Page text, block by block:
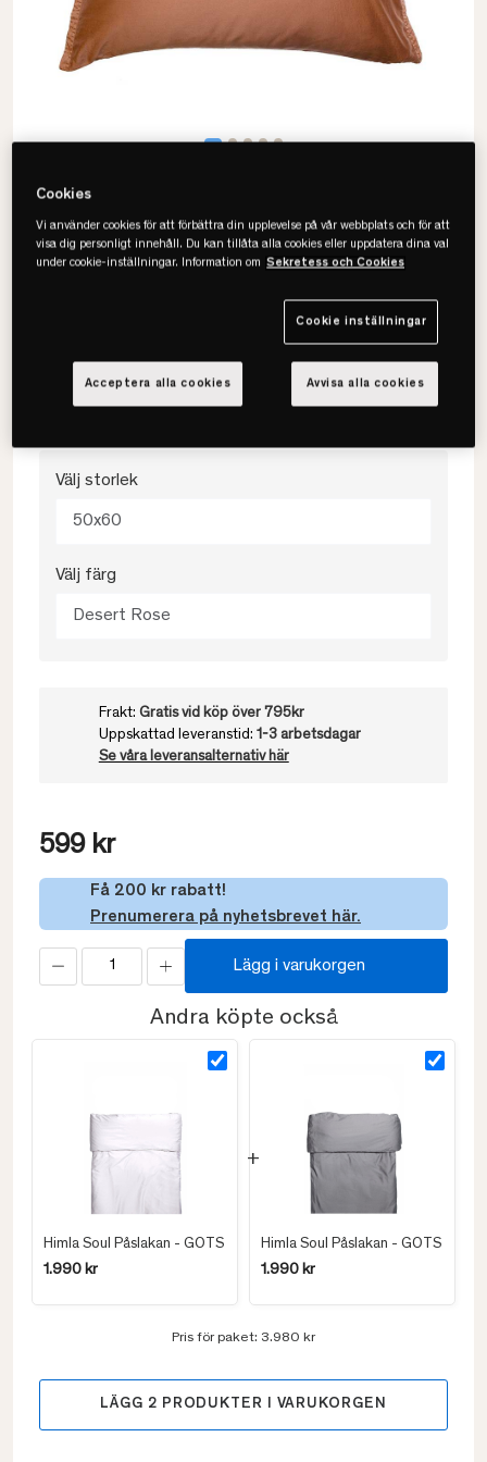
• Satin
• GOTS-certierat
• Flera färger & storlekar
Välj storlek
50x60
Välj färg
Desert Rose
Frakt: Gratis vid köp över 795kr
Uppskattad leveranstid: 1-3 arbetsdagar
Se våra leveransalternativ här
599 kr
Få 200 kr rabatt!
Prenumerera på nyhetsbrevet här.
Lägg i varukorgen
Andra köpte också
Himla Soul Påslakan - GOTS
1.990 kr
Himla Soul Påslakan - GOTS
1.990 kr
Pris för paket: 3.980 kr
LÄGG 2 PRODUKTER I VARUKORGEN
Cookies
Vi använder cookies för att förbättra din upplevelse på vår webbplats och för att
visa dig personligt innehåll. Du kan tillåta alla cookies eller uppdatera dina val
under cookie-inställningar. Information om Sekretess och Cookies
Cookie inställningar
Avvisa alla cookies
Acceptera alla cookies